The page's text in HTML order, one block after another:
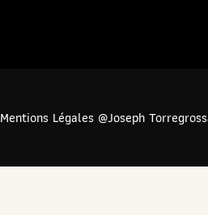
Mentions Légales @Joseph